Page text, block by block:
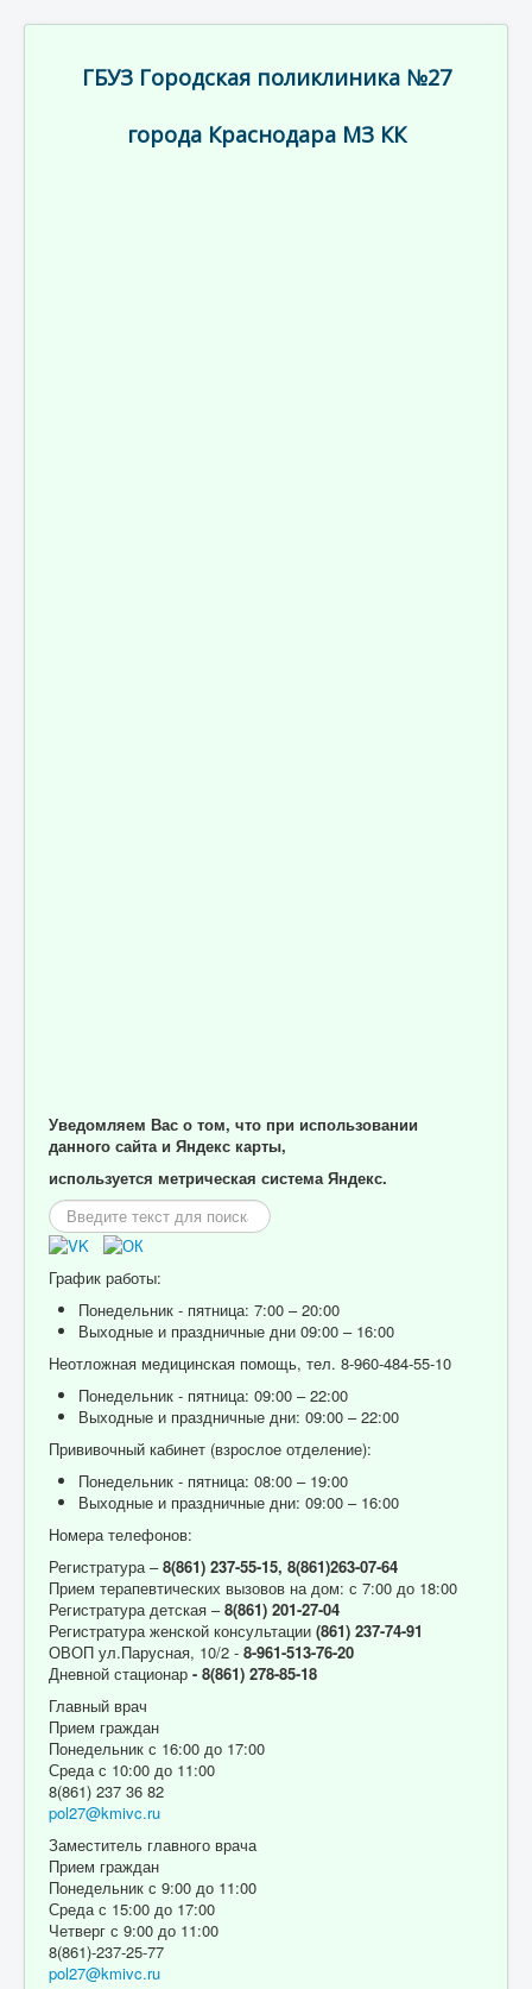
ГБУЗ Городская поликлиника №27
города Краснодара МЗ КК
Уведомляем Вас о том, что при использовании
данного сайта и Яндекс карты,
используется метрическая система Яндекс.
Искать...
График работы:
Понедельник - пятница: 7:00 – 20:00
Выходные и праздничные дни 09:00 – 16:00
Неотложная медицинская помощь, тел. 8-960-484-55-10
Понедельник - пятница: 09:00 – 22:00
Выходные и праздничные дни: 09:00 – 22:00
Прививочный кабинет (взрослое отделение):
Понедельник - пятница: 08:00 – 19:00
Выходные и праздничные дни: 09:00 – 16:00
Номера телефонов:
Регистратура –8(861) 237-55-15, 8(861)263-07-64
Прием терапевтических вызовов на дом: с 7:00 до 18:00
Регистратура детская –8(861) 201-27-04
Регистратура женской консультации (861) 237-74-91
ОВОП ул.Парусная, 10/2 - 8-961-513-76-20
Дневной стационар - 8(861) 278-85-18
Главный врач
Прием граждан
Понедельник с 16:00 до 17:00
Среда с 10:00 до 11:00
8(861) 237 36 82
pol27@kmivc.ru
Заместитель главного врача
Прием граждан
Понедельник с 9:00 до 11:00
Среда с 15:00 до 17:00
Четверг с 9:00 до 11:00
8(861)-237-25-77
pol27@kmivc.ru